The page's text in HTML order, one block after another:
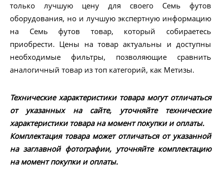
только лучшую цену для своего Семь футов
оборудования, но и лучшую экспертную информацию
на Семь футов товар, который собираетесь
приобрести. Цены на товар актуальны и доступны
необходимые фильтры, позволяющие сравнить
аналогичный товар из топ категорий, как Метизы.
Технические характеристики товара могут отличаться
от указанных на сайте, уточняйте технические
характеристики товара на момент покупки и оплаты.
Комплектация товара может отличаться от указанной
на заглавной фотографии, уточняйте комплектацию
на момент покупки и оплаты.